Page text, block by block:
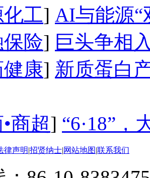
工] AI与能源“
险] 巨头争相
健康] 新质蛋白
商超] “6·18”，
律声明|招贤纳士|网站地图|联系我们